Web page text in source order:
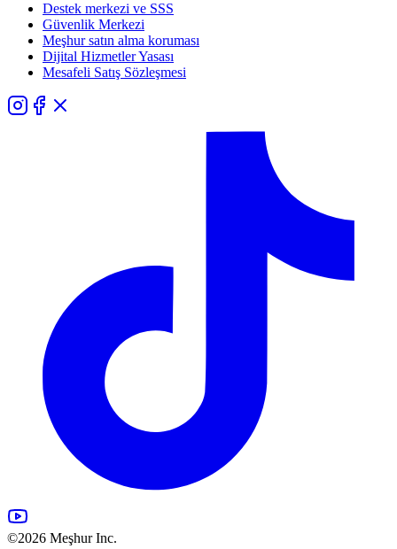
Destek merkezi ve SSS
Güvenlik Merkezi
Meşhur satın alma koruması
Dijital Hizmetler Yasası
Mesafeli Satış Sözleşmesi
©2026 Meşhur Inc.